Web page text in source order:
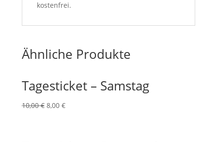
kostenfrei.
Ähnliche Produkte
Tagesticket – Samstag
10,00€ Ursprünglicher
8,00 €Aktueller